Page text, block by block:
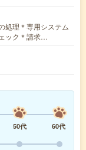
処理＊専用システム
ック＊請求…
50代
60代